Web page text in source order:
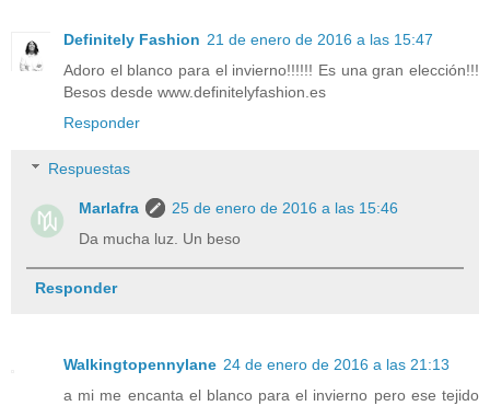
Definitely Fashion 21 de enero de 2016 a las 15:47
Adoro el blanco para el invierno!!!!!! Es una gran elección!!!
Besos desde www.definitelyfashion.es
Responder
Respuestas
Marlafra
25 de enero de 2016 a las 15:46
Da mucha luz. Un beso
Responder
Walkingtopennylane 24 de enero de 2016 a las 21:13
a mi me encanta el blanco para el invierno pero ese tejido